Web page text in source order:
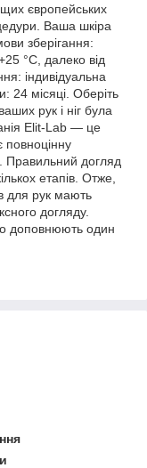
європейських
Ваша шкіра
зберігання:
°C, далеко від
індивідуальна
24 місяці. Оберіть
рук і ніг була
Elit-Lab — це
повноцінну
Правильний догляд
етапів. Отже,
для рук мають
догляду.
доповнюють один